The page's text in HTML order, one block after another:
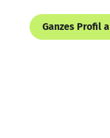
Ganzes Profil